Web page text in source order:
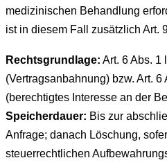
medizinischen Behandlung
ist in diesem Fall zusätzlich Art.
Rechtsgrundlage: Art. 6 Abs. 1
(Vertragsanbahnung) bzw. Art. 6
(berechtigtes Interesse an der
Speicherdauer: Bis zur
Anfrage; danach Löschung,
steuerrechtlichen